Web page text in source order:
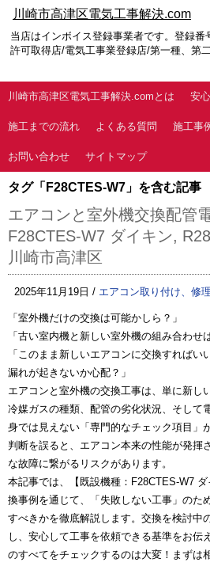
川崎市高津区電気工事解決.com
当店はインボイス登録事業者です。登録
許可取得店/電気工事業登録店/第一種、第
川崎市高津区電気工事解決.comとは 安
施工までの流れ よくある質問 施工事
お問い合わせ サイトマップ
タグ「F28CTES-W7」を含む記事
エアコンと室外機交換配管
F28CTES-W7 ダイキン,
川崎市高津区
2025年11月19日 / エアコン取り付け、修
「室外機だけの交換は可能かしら？」
「古い室内機と新しい室外機の組み合わせ
「このまま新しいエアコンに交換すれば
漏れが起きないか心配？」
エアコンと室外機の交換工事は、単に新し
冷媒ガスの種類、配管の劣化状況、そして
身では見えない「専門的なチェック項目」
判断を誤ると、エアコン本来の性能が発揮
な故障に繋がるリスクがあります。
本記事では、
【既設機種：F28CTES-W7
換事例を通じて、「失敗しない工事」のた
すべきかを徹底解説します。交換を検討中
し、安心して工事を依頼できる基準をお伝
のすべてをチェックするのは大変！まずは